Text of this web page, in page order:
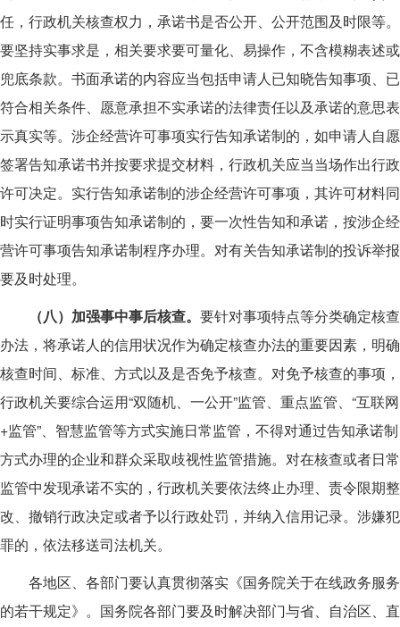
任，行政机关核查权力，承诺书是否公开、公开范围及时限等。
要坚持实事求是，相关要求要可量化、易操作，不含模糊表述或
兜底条款。书面承诺的内容应当包括申请人已知晓告知事项、已
符合相关条件、愿意承担不实承诺的法律责任以及承诺的意思表
示真实等。涉企经营许可事项实行告知承诺制的，如申请人自愿
签署告知承诺书并按要求提交材料，行政机关应当当场作出行政
许可决定。实行告知承诺制的涉企经营许可事项，其许可材料同
时实行证明事项告知承诺制的，要一次性告知和承诺，按涉企经
营许可事项告知承诺制程序办理。对有关告知承诺制的投诉举报
要及时处理。
（八）加强事中事后核查。 要针对事项特点等分类确定核查
办法，将承诺人的信用状况作为确定核查办法的重要因素，明确
核查时间、标准、方式以及是否免予核查。对免予核查的事项，
行政机关要综合运用“双随机、一公开”监管、重点监管、“互联网
+监管”、智慧监管等方式实施日常监管，不得对通过告知承诺制
方式办理的企业和群众采取歧视性监管措施。对在核查或者日常
监管中发现承诺不实的，行政机关要依法终止办理、责令限期整
改、撤销行政决定或者予以行政处罚，并纳入信用记录。涉嫌犯
罪的，依法移送司法机关。
各地区、各部门要认真贯彻落实《国务院关于在线政务服务
的若干规定》。国务院各部门要及时解决部门与省、自治区、直